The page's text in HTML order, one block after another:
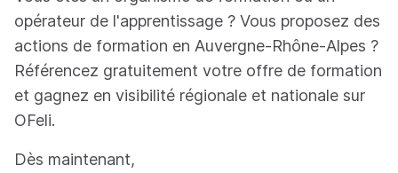
opérateur de l'apprentissage ? Vous proposez des
actions de formation en Auvergne-Rhône-Alpes ?
Référencez gratuitement votre offre de formation
et gagnez en visibilité régionale et nationale sur
OFeli.
Dès maintenant,